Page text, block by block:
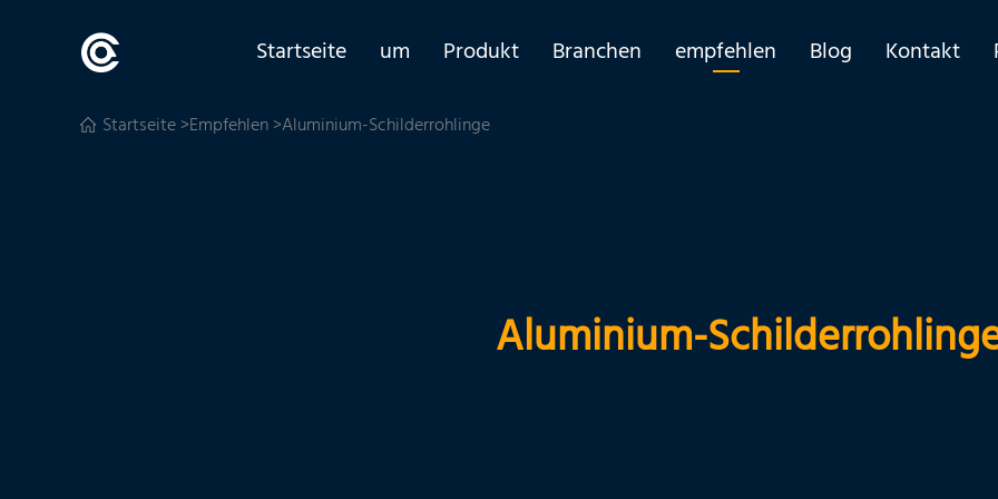
Startseite um Produkt Branchen empfehlen Blog Kontakt
Startseite>Empfehlen>Aluminium-Schilderrohlinge
Aluminium-